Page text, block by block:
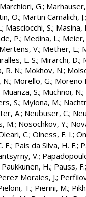
Marchiori, G.;
O.; Martin Camalich, J.
; Masciocchi, S.; Masina,
P.; Medina, L.; Meier,
Mertens, V.; Mether, L.;
L. S.; Mirarchi, D.;
R. N.; Mokhov, N.;
N.; Morello, G.; Moreno
Muanza, S.; Muchnoi, N.;
S.; Mylona, M.;
A.; Neubüser, C.;
M.; Nosochkov, Y.;
C.; Olness, F. I.;
E.; Pais da Silva, H. F.;
V.;
Paukkunen, H.; Pauss, F.
Morales, J.;
T.; Pierini, M.;